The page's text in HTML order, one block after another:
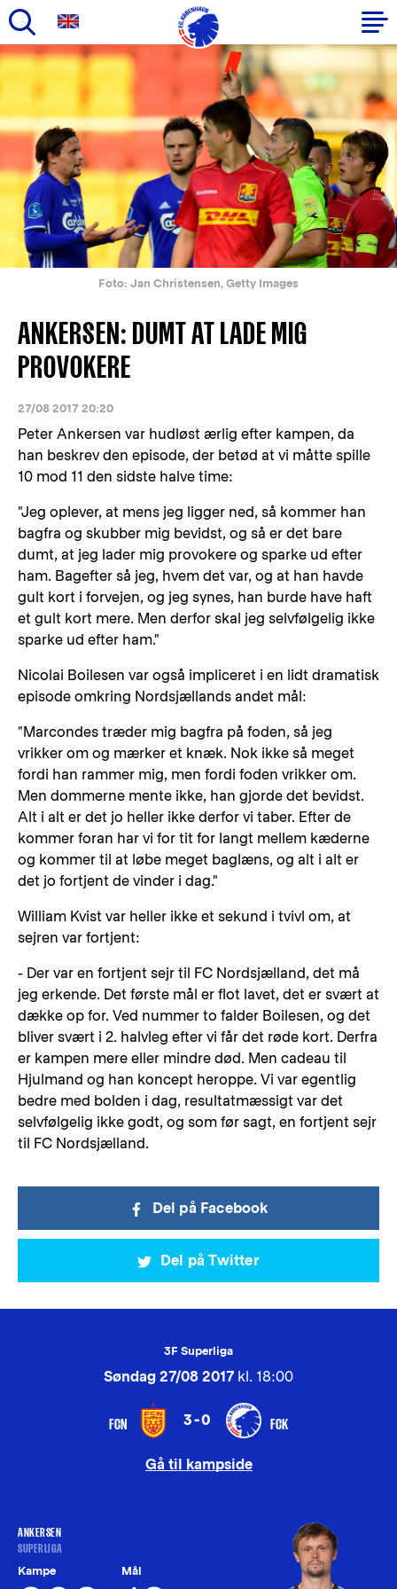
Gå
til
hovedindhold
Primær
navigation
Foto: Jan Christensen, Getty Images
ANKERSEN: DUMT AT LADE MIG
PROVOKERE
27/08 2017 20:20
Peter Ankersen var hudløst ærlig efter kampen, da
han beskrev den episode, der betød at vi måtte spille
10 mod 11 den sidste halve time:
"Jeg oplever, at mens jeg ligger ned, så kommer han
bagfra og skubber mig bevidst, og så er det bare
dumt, at jeg lader mig provokere og sparke ud efter
ham. Bagefter så jeg, hvem det var, og at han havde
gult kort i forvejen, og jeg synes, han burde have haft
et gult kort mere. Men derfor skal jeg selvfølgelig ikke
sparke ud efter ham."
Nicolai Boilesen var også impliceret i en lidt dramatisk
episode omkring Nordsjællands andet mål:
"Marcondes træder mig bagfra på foden, så jeg
vrikker om og mærker et knæk. Nok ikke så meget
fordi han rammer mig, men fordi foden vrikker om.
Men dommerne mente ikke, han gjorde det bevidst.
Alt i alt er det jo heller ikke derfor vi taber. Efter de
kommer foran har vi for tit for langt mellem kæderne
og kommer til at løbe meget baglæns, og alt i alt er
det jo fortjent de vinder i dag."
William Kvist var heller ikke et sekund i tvivl om, at
sejren var fortjent:
- Der var en fortjent sejr til FC Nordsjælland, det må
jeg erkende. Det første mål er flot lavet, det er svært at
dække op for. Ved nummer to falder Boilesen, og det
bliver svært i 2. halvleg efter vi får det røde kort. Derfra
er kampen mere eller mindre død. Men cadeau til
Hjulmand og han koncept heroppe. Vi var egentlig
bedre med bolden i dag, resultatmæssigt var det
selvfølgelig ikke godt, og som før sagt, en fortjent sejr
til FC Nordsjælland.
Del på Facebook
Del på Twitter
3F Superliga
Søndag 27/08 2017 kl. 18:00
FCN 3-0 FCK
Gå til kampside
ANKERSEN
SUPERLIGA
Kampe Mål